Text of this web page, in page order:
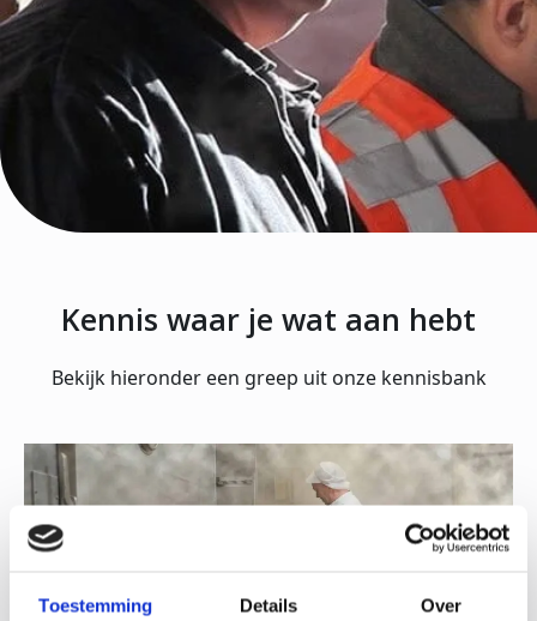
Toestemming Details Over
Kennis waar je wat aan hebt
Bekijk hieronder een greep uit onze kennisbank